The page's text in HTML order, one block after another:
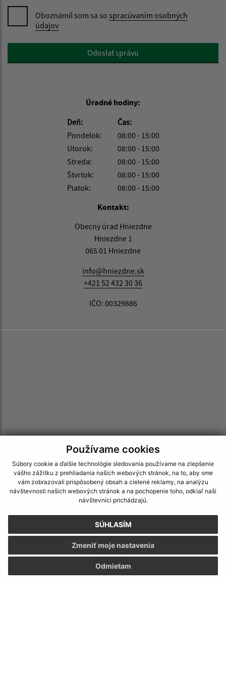
Používame cookies
Súbory cookie a ďalšie technológie sledovania používame na zlepšenie
vášho zážitku z prehliadania našich webových stránok, na to, aby sme
vám zobrazovali prispôsobený obsah a cielené reklamy, na analýzu
návštevnosti našich webových stránok a na pochopenie toho, odkiaľ naši
návštevníci prichádzajú.
SÚHLASÍM
Odmietam
Zmeniť moje nastavenia
Oboznámil som sa so spracúvaním osobných
údajov
Google reCaptcha ResponseOdoslať správu
Úradné hodiny:
Deň:
Čas:
Pondelok:
08:00 - 15:00
Utorok:
08:00 - 15:00
Streda:
08:00 - 15:00
Štvrtok:
08:00 - 15:00
Piatok:
08:00 - 15:00
Kontakt:
Obecný úrad Hniezdne
Hniezdne 1
065 01 Hniezdne
info@hniezdne.sk
+421 52 432 30 36
IČO: 00329886
Informácie o stránke:
Vyhlásenie o prístupnosti
Autorské práva
Ochrana osobných údajov
Navigácia:
Vytlačiť aktuálnu stránku